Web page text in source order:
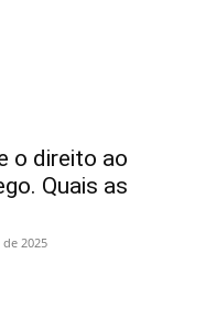
o direito ao
Quais as
2025